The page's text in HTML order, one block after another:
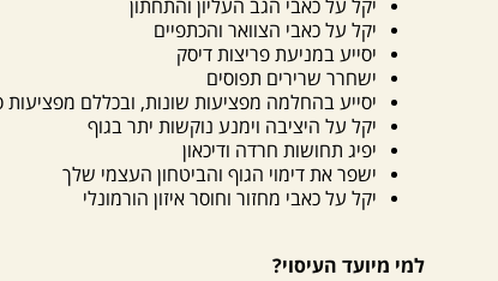
יקל על כאבי הגב העליון והתחתון
יקל על כאבי הצוואר והכתפיים
יסייע במניעת פריצות דיסק
ישחרר שרירים תפוסים
יסייע בהחלמה מפציעות שונות, ובכללם מפציעות
יקל על היציבה וימנע נוקשות יתר בגוף
יפיג תחושות חרדה ודיכאון
ישפר את דימוי הגוף והביטחון העצמי שלך
יקל על כאבי מחזור וחוסר איזון הורמונלי
למי מיועד העיסוי?